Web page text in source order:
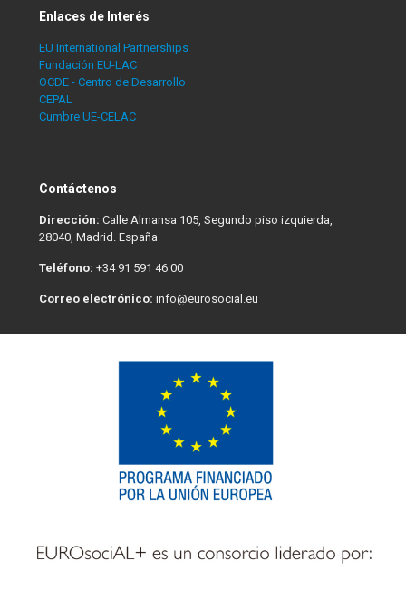
Enlaces de Interés
EU International Partnerships
Fundación EU-LAC
OCDE - Centro de Desarrollo
CEPAL
Cumbre UE-CELAC
Contáctenos
Dirección: Calle Almansa 105, Segundo piso izquierda,
28040, Madrid. España
Teléfono: +34 91 591 46 00
Correo electrónico: info@eurosocial.eu